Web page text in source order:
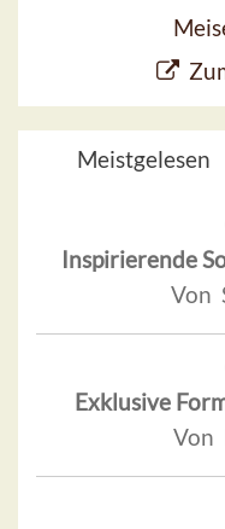
Meistgelesen
Inspirierende
Von
Exklusive
Von